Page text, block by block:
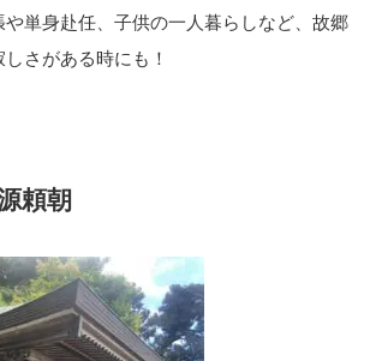
単身赴任、子供の一人暮らしなど、故郷
さがある時にも！